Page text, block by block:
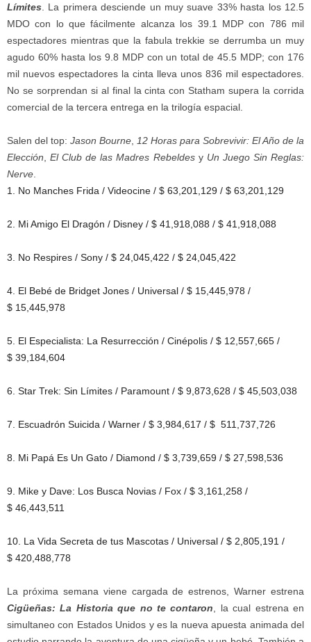
Límites . La primera desciende un muy suave 33% hasta los 12.5
MDO con lo que fácilmente alcanza los 39.1 MDP con 786 mil
espectadores mientras que la fabula trekkie se derrumba un muy
agudo 60% hasta los 9.8 MDP con un total de 45.5 MDP; con 176
mil nuevos espectadores la cinta lleva unos 836 mil espectadores.
No se sorprendan si al final la cinta con Statham supera la corrida
comercial de la tercera entrega en la trilogía espacial.
Salen del top: Jason Bourne
12 Horas para Sobrevivir: El Año de la
Elección ,El Club de las Madres Rebeldesy Un Juego Sin Reglas:
Nerve
1. No Manches Frida / Videocine / $ 63,201,129 / $ 63,201,129
2. Mi Amigo El Dragón / Disney / $ 41,918,088 / $ 41,918,088
3. No Respires / Sony / $ 24,045,422 / $ 24,045,422
4. El Bebé de Bridget Jones / Universal / $ 15,445,978 /
$ 15,445,978
5. El Especialista: La Resurrección / Cinépolis / $ 12,557,665 /
$ 39,184,604
6. Star Trek: Sin Límites / Paramount / $ 9,873,628 / $ 45,503,038
7. Escuadrón Suicida / Warner / $ 3,984,617 / $ 511,737,726
8. Mi Papá Es Un Gato / Diamond / $ 3,739,659 / $ 27,598,536
9. Mike y Dave: Los Busca Novias / Fox / $ 3,161,258 /
$ 46,443,511
10. La Vida Secreta de tus Mascotas / Universal / $ 2,805,191 /
$ 420,488,778
La próxima semana viene cargada de estrenos, Warner estrena
Cigüeñas: La Historia que no te contaron , la cual estrena en
simultaneo con Estados Unidos y es la nueva apuesta animada del